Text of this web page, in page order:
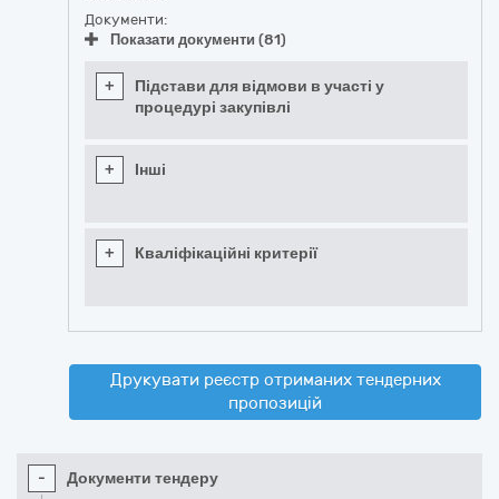
Документи:
Показати документи (81)
+
Підстави для відмови в участі у
процедурі закупівлі
+ Інші
+ Кваліфікаційні критерії
Друкувати реєстр отриманих тендерних
пропозицій
- Документи тендеру